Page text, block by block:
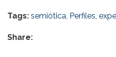
Tags: semiótica, Perfiles,
Share: